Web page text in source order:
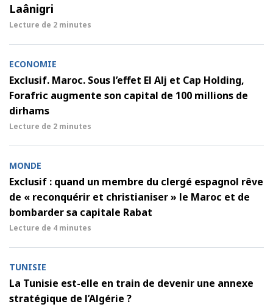
Laânigri
Lecture de 2 minutes
ECONOMIE
Exclusif. Maroc. Sous l’effet El Alj et Cap Holding,
Forafric augmente son capital de 100 millions de
dirhams
Lecture de 2 minutes
MONDE
Exclusif : quand un membre du clergé espagnol rêve
de « reconquérir et christianiser » le Maroc et de
bombarder sa capitale Rabat
Lecture de 4 minutes
TUNISIE
La Tunisie est-elle en train de devenir une annexe
stratégique de l’Algérie ?